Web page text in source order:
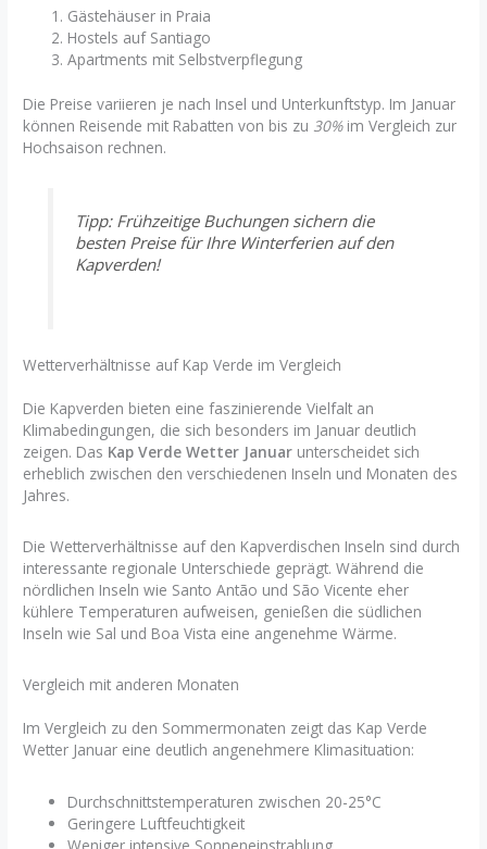
Gästehäuser in Praia
Hostels auf Santiago
Apartments mit Selbstverpflegung
Die Preise variieren je nach Insel und Unterkunftstyp. Im Januar
können Reisende mit Rabatten von bis zu 30%im Vergleich zur
Hochsaison rechnen.
Tipp: Frühzeitige Buchungen sichern die
besten Preise für Ihre Winterferien auf den
Kapverden!
Wetterverhältnisse auf Kap Verde im Vergleich
Die Kapverden bieten eine faszinierende Vielfalt an
Klimabedingungen, die sich besonders im Januar deutlich
zeigen. Das Kap Verde Wetter Januar unterscheidet sich
erheblich zwischen den verschiedenen Inseln und Monaten des
Jahres.
Die Wetterverhältnisse auf den Kapverdischen Inseln sind durch
interessante regionale Unterschiede geprägt. Während die
nördlichen Inseln wie Santo Antão und São Vicente eher
kühlere Temperaturen aufweisen, genießen die südlichen
Inseln wie Sal und Boa Vista eine angenehme Wärme.
Vergleich mit anderen Monaten
Im Vergleich zu den Sommermonaten zeigt das Kap Verde
Wetter Januar eine deutlich angenehmere Klimasituation:
Durchschnittstemperaturen zwischen 20-25°C
Geringere Luftfeuchtigkeit